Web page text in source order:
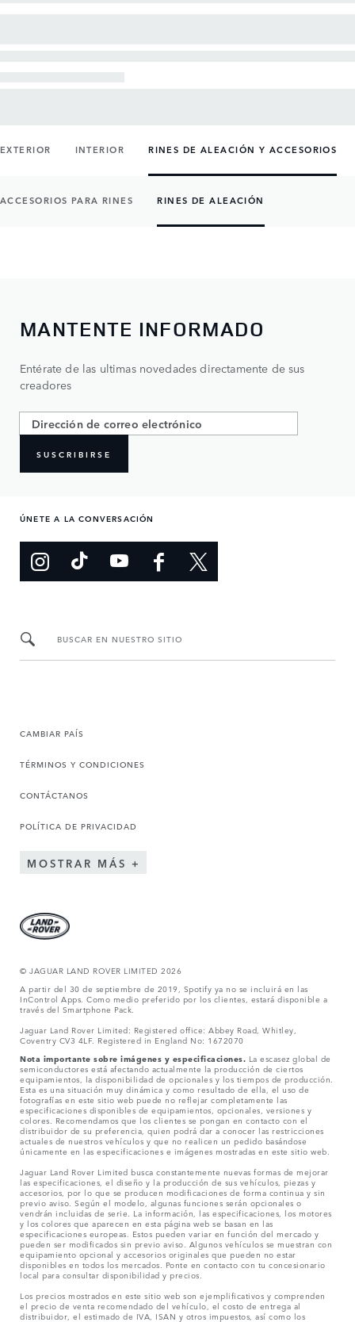
EXTERIOR INTERIOR RINES DE ALEACIÓN Y ACCESORIOS
ACCESORIOS PARA RINES RINES DE ALEACIÓN
MANTENTE INFORMADO
Entérate de las ultimas novedades directamente de sus
creadores
SUSCRIBIRSE
ÚNETE A LA CONVERSACIÓN
BUSCAR EN NUESTRO SITIO
CAMBIAR PAÍS
TÉRMINOS Y CONDICIONES
CONTÁCTANOS
POLÍTICA DE PRIVACIDAD
MOSTRAR MÁS
© JAGUAR LAND ROVER LIMITED 2026
A partir del 30 de septiembre de 2019, Spotify ya no se incluirá en las
InControl Apps. Como medio preferido por los clientes, estará disponible a
través del Smartphone Pack.
Jaguar Land Rover Limited: Registered office: Abbey Road, Whitley,
Coventry CV3 4LF. Registered in England No: 1672070
Nota importante sobre imágenes y especificaciones. La escasez global de
semiconductores está afectando actualmente la producción de ciertos
equipamientos, la disponibilidad de opcionales y los tiempos de producción.
Esta es una situación muy dinámica y como resultado de ella, el uso de
fotografías en este sitio web puede no reflejar completamente las
especificaciones disponibles de equipamientos, opcionales, versiones y
colores. Recomendamos que los clientes se pongan en contacto con el
distribuidor de su preferencia, quien podrá dar a conocer las restricciones
actuales de nuestros vehículos y que no realicen un pedido basándose
únicamente en las especificaciones e imágenes mostradas en este sitio web.
Jaguar Land Rover Limited busca constantemente nuevas formas de mejorar
las especificaciones, el diseño y la producción de sus vehículos, piezas y
accesorios, por lo que se producen modificaciones de forma continua y sin
previo aviso. Según el modelo, algunas funciones serán opcionales o
vendrán incluidas de serie. La información, las especificaciones, los motores
y los colores que aparecen en esta página web se basan en las
especificaciones europeas. Estos pueden variar en función del mercado y
pueden ser modificados sin previo aviso. Algunos vehículos se muestran con
equipamiento opcional y accesorios originales que pueden no estar
disponibles en todos los mercados. Ponte en contacto con tu concesionario
local para consultar disponibilidad y precios.
Los precios mostrados en este sitio web son ejemplificativos y comprenden
el precio de venta recomendado del vehículo, el costo de entrega al
distribuidor, el estimado de IVA, ISAN y otros impuestos, así como los